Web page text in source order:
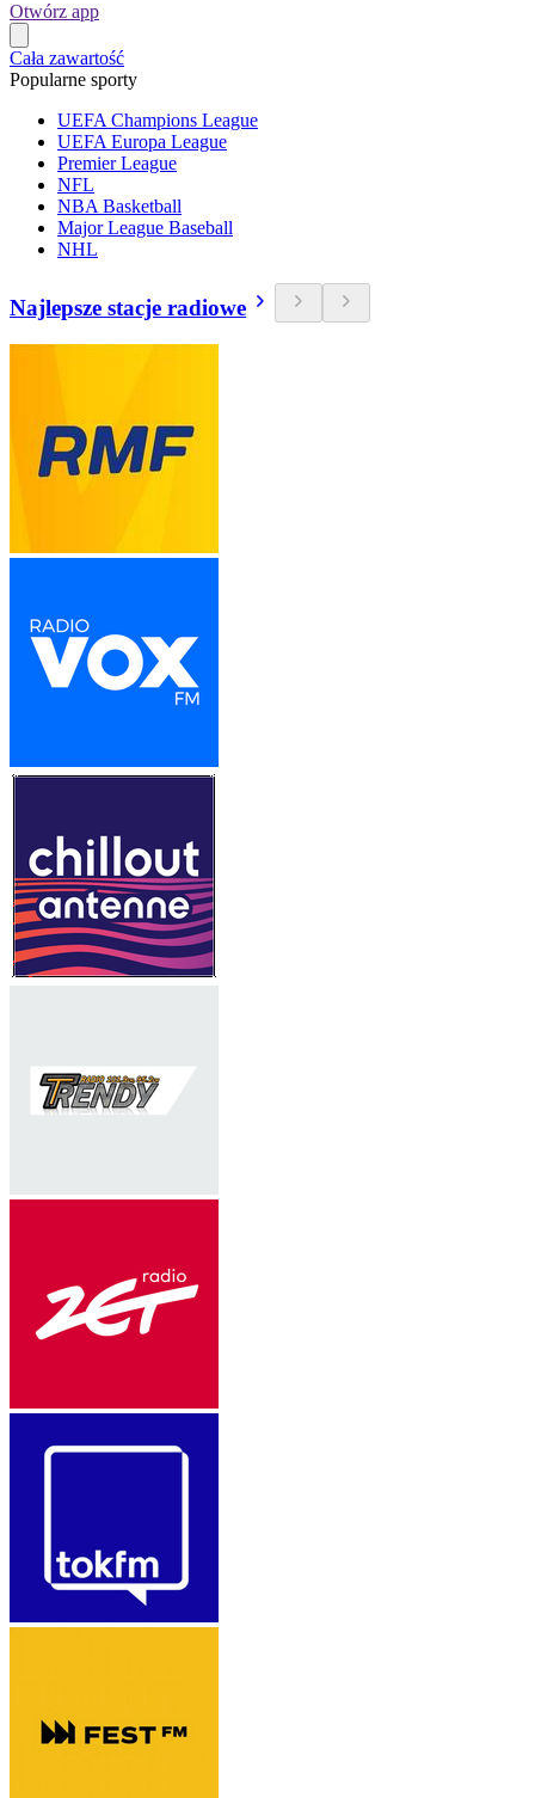
Otwórz app
Cała zawartość
Popularne sporty
UEFA Champions League
UEFA Europa League
Premier League
NFL
NBA Basketball
Major League Baseball
NHL
Najlepsze stacje radiowe